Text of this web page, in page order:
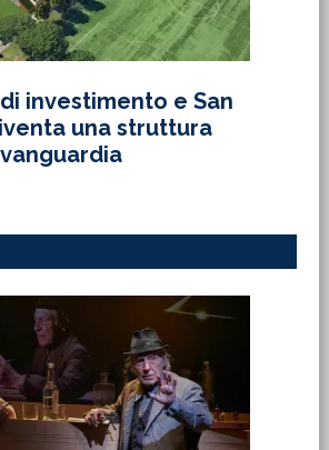
investimento e San
una struttura